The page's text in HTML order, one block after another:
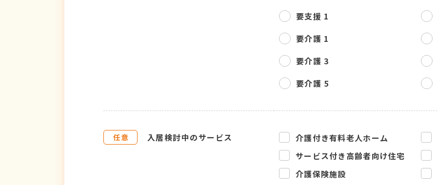
要支援 1
要介護 1
要介護 3
要介護 5
入居検討中のサービス
介護付き有料老人ホーム
サービス付き高齢者向け住宅
介護保険施設